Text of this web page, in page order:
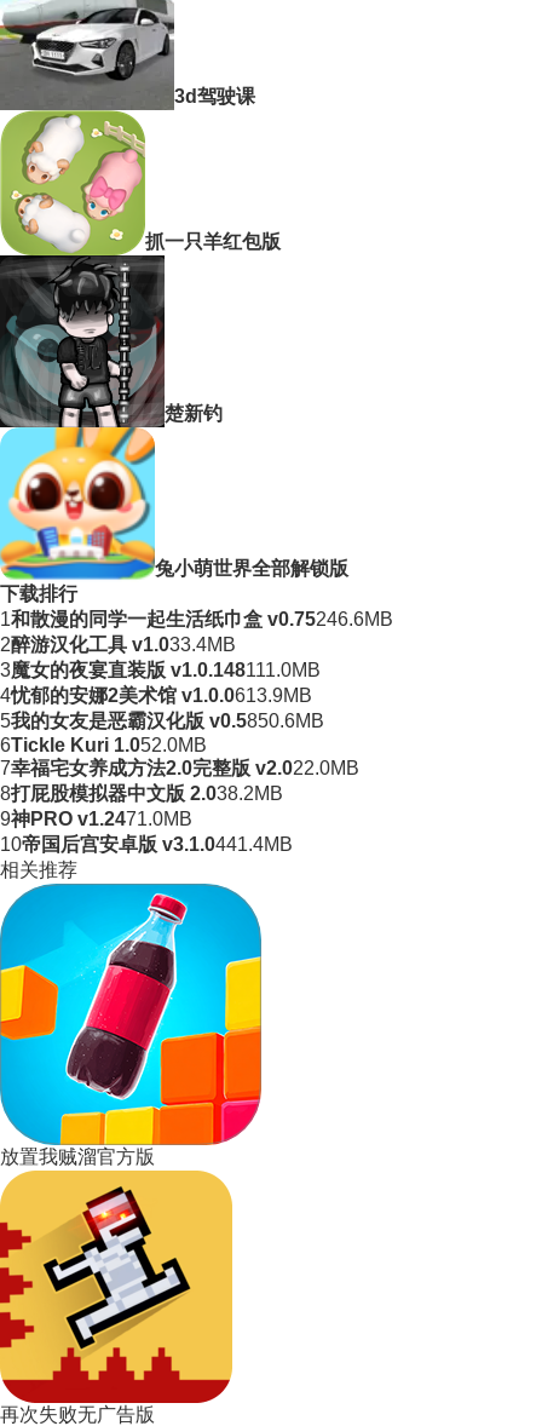
3d驾驶课
抓一只羊红包版
楚新钓
兔小萌世界全部解锁版
下载排行
1和散漫的同学一起生活纸巾盒 v0.75246.6MB
2醉游汉化工具 v1.033.4MB
3魔女的夜宴直装版 v1.0.148111.0MB
4忧郁的安娜2美术馆 v1.0.0613.9MB
5我的女友是恶霸汉化版 v0.5850.6MB
6Tickle Kuri 1.052.0MB
7幸福宅女养成方法2.0完整版 v2.022.0MB
8打屁股模拟器中文版 2.038.2MB
9神PRO v1.2471.0MB
10帝国后宫安卓版 v3.1.0441.4MB
相关推荐
放置我贼溜官方版
再次失败无广告版